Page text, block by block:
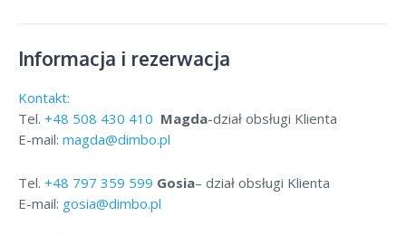
Informacja i rezerwacja
Kontakt:
Tel. +48 508 430 410 Magda-dział obsługi Klienta
E-mail: magda@dimbo.pl
Tel. +48 797 359 599 Gosia– dział obsługi Klienta
E-mail: gosia@dimbo.pl